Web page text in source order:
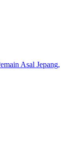
Asal Jepang,